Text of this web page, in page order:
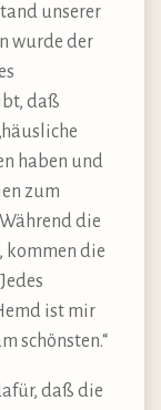
unserer
wurde der
daß
haben und
zum
die
kommen die
ist mir
schönsten.“
daß die